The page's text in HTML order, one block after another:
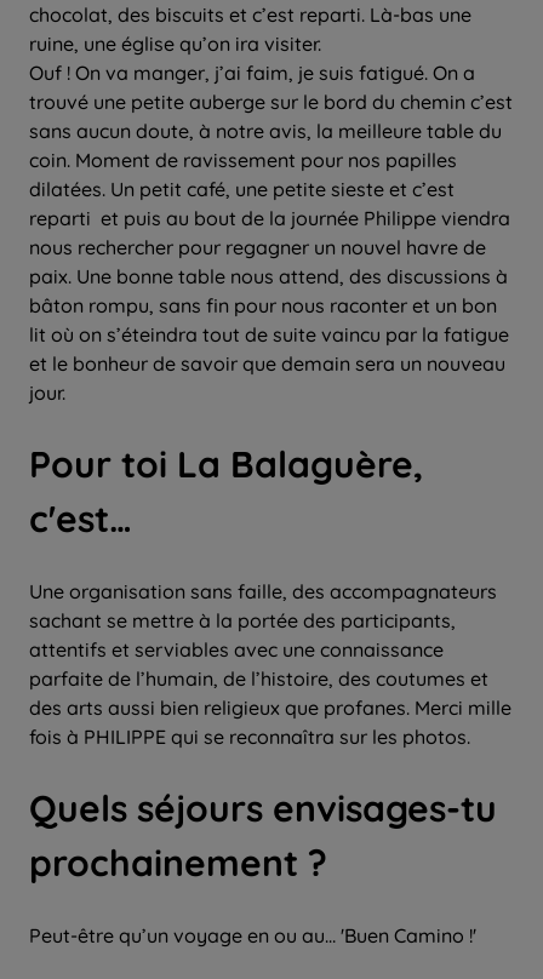
chocolat, des biscuits et c’est reparti. Là-bas une
ruine, une église qu’on ira visiter.
Ouf ! On va manger, j’ai faim, je suis fatigué. On a
trouvé une petite auberge sur le bord du chemin c’est
sans aucun doute, à notre avis, la meilleure table du
coin. Moment de ravissement pour nos papilles
dilatées. Un petit café, une petite sieste et c’est
reparti et puis au bout de la journée Philippe viendra
nous rechercher pour regagner un nouvel havre de
paix. Une bonne table nous attend, des discussions à
bâton rompu, sans fin pour nous raconter et un bon
lit où on s’éteindra tout de suite vaincu par la fatigue
et le bonheur de savoir que demain sera un nouveau
jour.
Pour toi La Balaguère,
c'est…
Une organisation sans faille, des accompagnateurs
sachant se mettre à la portée des participants,
attentifs et serviables avec une connaissance
parfaite de l’humain, de l’histoire, des coutumes et
des arts aussi bien religieux que profanes. Merci mille
fois à PHILIPPE qui se reconnaîtra sur les photos.
Quels séjours envisages-tu
prochainement ?
Peut-être qu’un voyage en ou au… 'Buen Camino !'